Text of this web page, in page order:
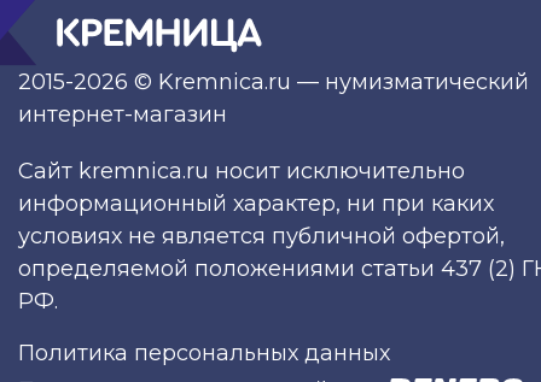
2015-2026 © Kremnica.ru — нумизматический
интернет-магазин
Сайт kremnica.ru носит исключительно
информационный характер, ни при каких
условиях не является публичной офертой,
определяемой положениями статьи 437 (2)
РФ.
Политика персональных данных